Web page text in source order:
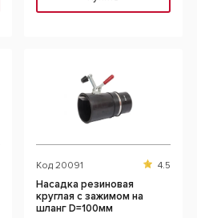
Код 20091 4.5
Насадка резиновая
круглая с зажимом на
шланг D=100мм